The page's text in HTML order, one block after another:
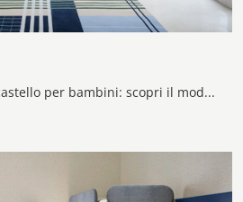
Camerette con letti a castello per bambini: scopri il modello in melaminico Castello Slot di Nidi per stanzette moderne.